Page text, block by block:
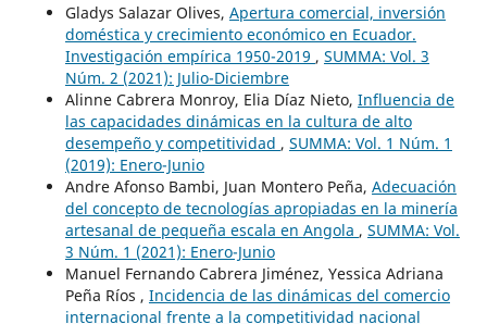
Gladys Salazar Olives, Apertura comercial, inversión
doméstica y crecimiento económico en Ecuador.
Investigación empírica 1950-2019 , SUMMA: Vol. 3
Núm. 2 (2021): Julio-Diciembre
Alinne Cabrera Monroy, Elia Díaz Nieto, Influencia de
las capacidades dinámicas en la cultura de alto
desempeño y competitividad , SUMMA: Vol. 1 Núm. 1
(2019): Enero-Junio
Andre Afonso Bambi, Juan Montero Peña, Adecuación
del concepto de tecnologías apropiadas en la minería
artesanal de pequeña escala en Angola , SUMMA: Vol.
3 Núm. 1 (2021): Enero-Junio
Manuel Fernando Cabrera Jiménez, Yessica Adriana
Peña Ríos , Incidencia de las dinámicas del comercio
internacional frente a la competitividad nacional